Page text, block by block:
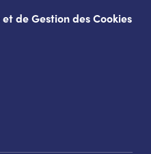
de Gestion des Cookies